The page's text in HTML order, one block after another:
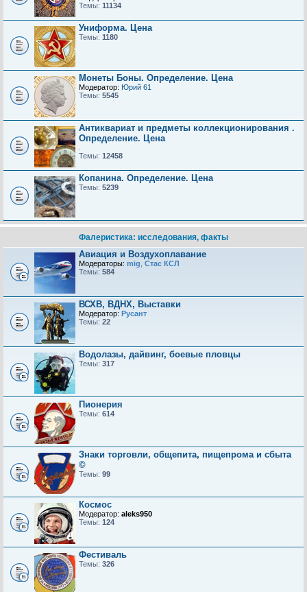
Темы: 11134
Униформа. Цена
Темы: 1180
Монеты Боны. Определение. Цена
Модератор: Юрий 61
Темы: 5545
Антиквариат и предметы коллекционирования .
Определение. Цена
Темы: 12458
Копанина. Определение. Цена
Темы: 5239
Фалеристика: исследования, факты
Авиация и Воздухоплавание
Модераторы: mig Стас КСЛ
Темы: 584
ВСХВ, ВДНХ, Выставки
Модератор: Русант
Темы: 22
Водолазы, дайвинг, боевые пловцы
Темы: 317
Пионерия
Темы: 614
Знаки торговли, общепита, пищепрома и сбыта
©
Темы: 99
Космос
Модератор: aleks950
Темы: 124
Фестиваль
Темы: 326